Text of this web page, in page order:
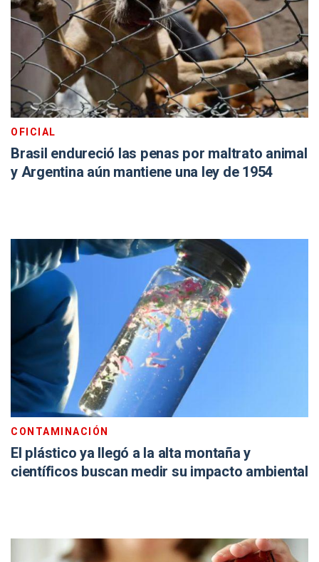
OFICIAL
Brasil endureció las penas por maltrato animal
y Argentina aún mantiene una ley de 1954
CONTAMINACIÓN
El plástico ya llegó a la alta montaña y
científicos buscan medir su impacto ambiental